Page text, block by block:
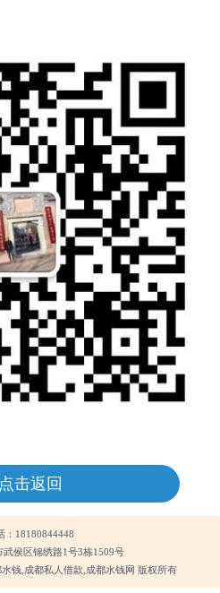
击返回
：18180844448
侯区锦绣路1号3栋1509号
钱,成都私人借款,成都水钱网 版权所有